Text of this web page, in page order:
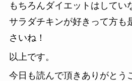
もちろんダイエットはしてい
サラダチキンが好きって方も
さいね！
以上です。
今日も読んで頂きありがとう